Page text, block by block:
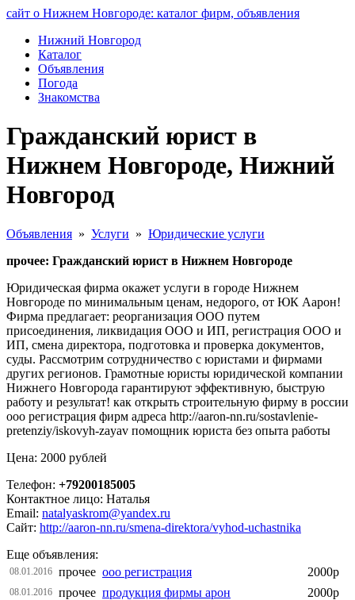
сайт о Нижнем Новгороде: каталог фирм, объявления
Нижний Новгород
Каталог
Объявления
Погода
Знакомства
Гражданский юрист в
Нижнем Новгороде, Нижний
Новгород
Объявления » Услуги » Юридические услуги
прочее: Гражданский юрист в Нижнем Новгороде
Юридическая фирма окажет услуги в городе Нижнем
Новгороде по минимальным ценам, недорого, от ЮК Аарон!
Фирма предлагает: реорганизация ООО путем
присоединения, ликвидация ООО и ИП, регистрация ООО и
ИП, смена директора, подготовка и проверка документов,
суды. Рассмотрим сотрудничество с юристами и фирмами
других регионов. Грамотные юристы юридической компании
Нижнего Новгорода гарантируют эффективную, быструю
работу и результат! как открыть строительную фирму в россии
ооо регистрация фирм адреса http://aaron-nn.ru/sostavlenie-
pretenziy/iskovyh-zayav помощник юриста без опыта работы
Цена: 2000 рублей
Телефон: +79200185005
Контактное лицо: Наталья
Email: natalyaskrom@yandex.ru
Сайт: http://aaron-nn.ru/smena-direktora/vyhod-uchastnika
Еще объявления:
08.01.2016 прочее ооо регистрация 2000р
08.01.2016 прочее продукция фирмы арон 2000р